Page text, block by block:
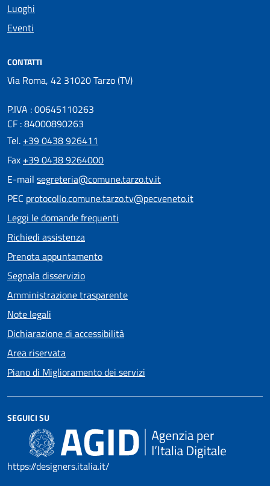
Luoghi
Eventi
CONTATTI
Via Roma, 42 31020 Tarzo (TV)
P.IVA : 00645110263
CF : 84000890263
Tel. +39 0438 926411
Fax +39 0438 9264000
E-mail segreteria@comune.tarzo.tv.it
PEC protocollo.comune.tarzo.tv@pecveneto.it
Leggi le domande frequenti
Richiedi assistenza
Prenota appuntamento
Segnala disservizio
Amministrazione trasparente
Note legali
Dichiarazione di accessibilità
Area riservata
Piano di Miglioramento dei servizi
SEGUICI SU
https://designers.italia.it/